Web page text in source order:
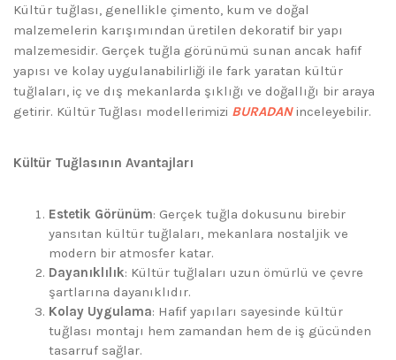
Kültür tuğlası, genellikle çimento, kum ve doğal
malzemelerin karışımından üretilen dekoratif bir yapı
malzemesidir. Gerçek tuğla görünümü sunan ancak hafif
yapısı ve kolay uygulanabilirliği ile fark yaratan kültür
tuğlaları, iç ve dış mekanlarda şıklığı ve doğallığı bir araya
getirir. Kültür Tuğlası modellerimizi BURADANinceleyebilir.
Kültür Tuğlasının Avantajları
Estetik Görünüm: Gerçek tuğla dokusunu birebir
yansıtan kültür tuğlaları, mekanlara nostaljik ve
modern bir atmosfer katar.
Dayanıklılık: Kültür tuğlaları uzun ömürlü ve çevre
şartlarına dayanıklıdır.
Kolay Uygulama: Hafif yapıları sayesinde kültür
tuğlası montajı hem zamandan hem de iş gücünden
tasarruf sağlar.